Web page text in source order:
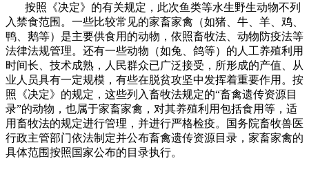
按照《决定》的有关规定，此次鱼类等水生野生动物不列
入禁食范围。一些比较常见的家畜家禽（如猪、牛、羊、鸡、
鸭、鹅等）是主要供食用的动物，依照畜牧法、动物防疫法等
法律法规管理。还有一些动物（如兔、鸽等）的人工养殖利用
时间长、技术成熟，人民群众已广泛接受，所形成的产值、从
业人员具有一定规模，有些在脱贫攻坚中发挥着重要作用。按
照《决定》的规定，这些列入畜牧法规定的“畜禽遗传资源目
录”的动物，也属于家畜家禽，对其养殖利用包括食用等，适
用畜牧法的规定进行管理，并进行严格检疫。国务院畜牧兽医
行政主管部门依法制定并公布畜禽遗传资源目录，家畜家禽的
具体范围按照国家公布的目录执行。